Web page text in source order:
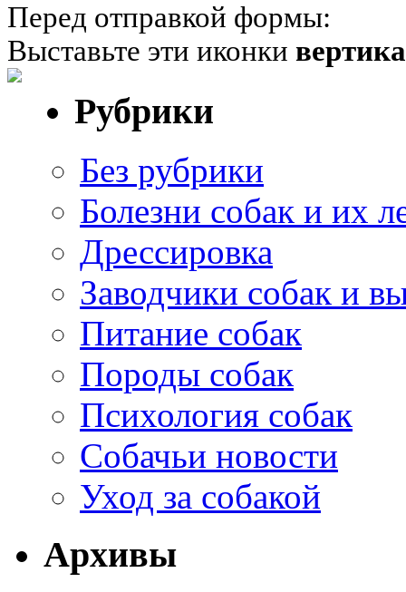
Перед отправкой формы:
Выставьте эти иконки
Рубрики
Без рубрики
Болезни собак и их
Дрессировка
Заводчики собак и
Питание собак
Породы собак
Психология собак
Собачьи новости
Уход за собакой
Архивы